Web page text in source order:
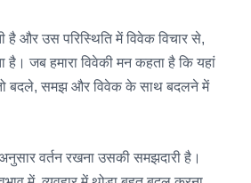
है और उस परिस्थिति में विवेक विचार से,
है। जब हमारा विवेकी मन कहता है कि यहां
बदले, समझ और विवेक के साथ बदलने में
वर्तन रखना उसकी समझदारी है।